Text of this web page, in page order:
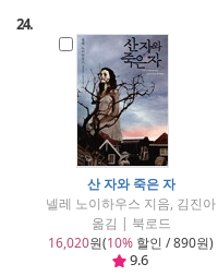
24.
산 자와 죽은 자
넬레 노이하우스 지음, 김진아
옮김 | 북로드
16,020원(10% 할인 / 890원)
9.6